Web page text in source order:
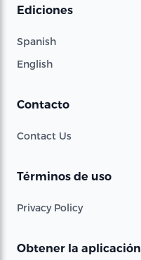
Ediciones
Spanish
English
Contacto
Contact Us
Términos de uso
Privacy Policy
Obtener la aplicación